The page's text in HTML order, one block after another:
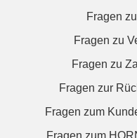
Fragen
Fragen zu
Fragen zu
Fragen zur
Fragen zum
Fragen zum